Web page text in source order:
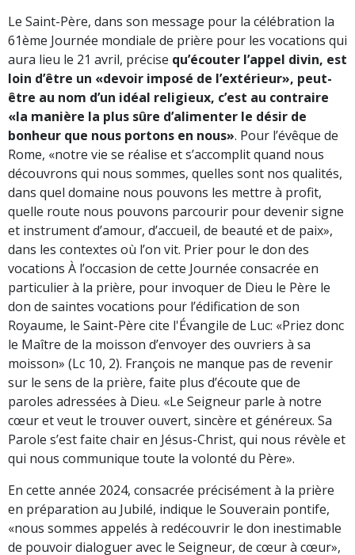
Le Saint-Père, dans son message pour la célébration la
61ème Journée mondiale de prière pour les vocations qui
aura lieu le 21 avril, précise qu’écouter l’appel divin, est
loin d’être un «devoir imposé de l’extérieur», peut-
être au nom d’un idéal religieux, c’est au contraire
«la manière la plus sûre d’alimenter le désir de
bonheur que nous portons en nous». Pour l’évêque de
Rome, «notre vie se réalise et s’accomplit quand nous
découvrons qui nous sommes, quelles sont nos qualités,
dans quel domaine nous pouvons les mettre à profit,
quelle route nous pouvons parcourir pour devenir signe
et instrument d’amour, d’accueil, de beauté et de paix»,
dans les contextes où l’on vit. Prier pour le don des
vocations À l’occasion de cette Journée consacrée en
particulier à la prière, pour invoquer de Dieu le Père le
don de saintes vocations pour l’édification de son
Royaume, le Saint-Père cite l'Évangile de Luc: «Priez donc
le Maître de la moisson d’envoyer des ouvriers à sa
moisson» (Lc 10, 2). François ne manque pas de revenir
sur le sens de la prière, faite plus d’écoute que de
paroles adressées à Dieu. «Le Seigneur parle à notre
cœur et veut le trouver ouvert, sincère et généreux. Sa
Parole s’est faite chair en Jésus-Christ, qui nous révèle et
qui nous communique toute la volonté du Père».
En cette année 2024, consacrée précisément à la prière
en préparation au Jubilé, indique le Souverain pontife,
«nous sommes appelés à redécouvrir le don inestimable
de pouvoir dialoguer avec le Seigneur, de cœur à cœur»,